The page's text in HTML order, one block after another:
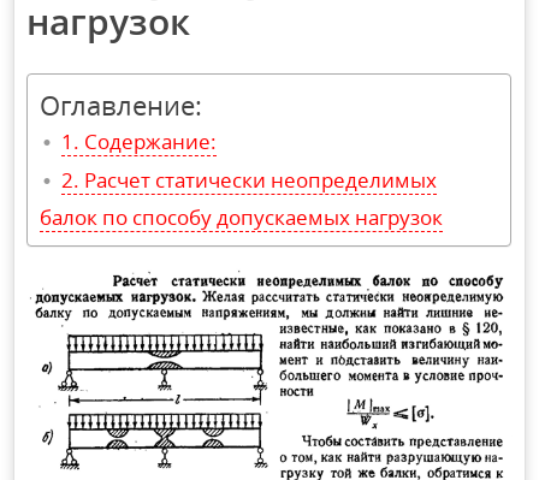
нагрузок
Оглавление:
Содержание:
Расчет статически неопределимых
балок по способу допускаемых нагрузок